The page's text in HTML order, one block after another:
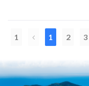
1 1 2 3